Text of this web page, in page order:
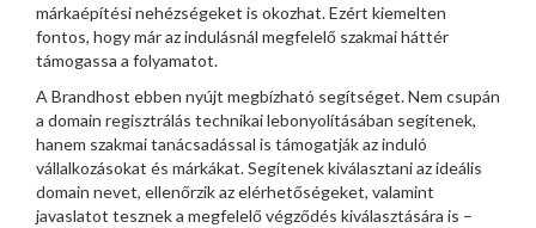
márkaépítési nehézségeket is okozhat. Ezért kiemelten
fontos, hogy már az indulásnál megfelelő szakmai háttér
támogassa a folyamatot.
A Brandhost ebben nyújt megbízható segítséget. Nem csupán
a domain regisztrálás technikai lebonyolításában segítenek,
hanem szakmai tanácsadással is támogatják az induló
vállalkozásokat és márkákat. Segítenek kiválasztani az ideális
domain nevet, ellenőrzik az elérhetőségeket, valamint
javaslatot tesznek a megfelelő végződés kiválasztására is –